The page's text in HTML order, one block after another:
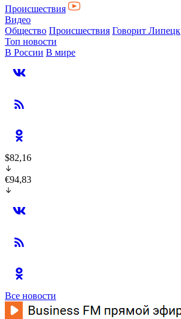
Происшествия
Видео
Общество Происшествия Говорит Липецк
Топ новости
В России В мире
$82,16
€94,83
Все новости